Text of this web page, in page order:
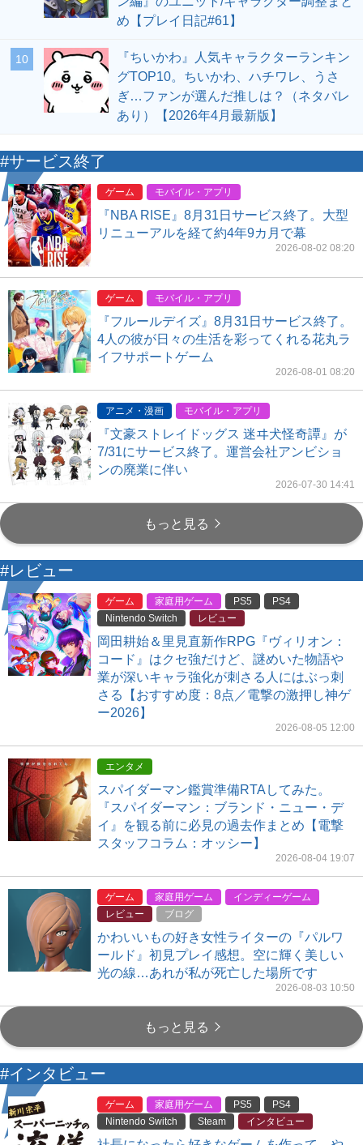
め【プレイ日記#61】
10
『ちいかわ』人気キャラクターランキン
グTOP10。ちいかわ、ハチワレ、うさ
ぎ…ファンが選んだ推しは？（ネタバレ
あり）【2026年4月最新版】
#サービス終了
ゲーム モバイル・アプリ
『NBA RISE』8月31日サービス終了。大型
リニューアルを経て約4年9カ月で幕
2026-08-02 08:20
ゲーム モバイル・アプリ
『フルールデイズ』8月31日サービス終了。
4人の彼が日々の生活を彩ってくれる花丸ラ
イフサポートゲーム
2026-08-01 08:20
アニメ・漫画 モバイル・アプリ
『文豪ストレイドッグス 迷ヰ犬怪奇譚』が
7/31にサービス終了。運営会社アンビショ
ンの廃業に伴い
2026-07-30 14:41
もっと見る
#レビュー
ゲーム 家庭用ゲーム PS5
PS4
Nintendo Switch
レビュー
岡田耕始＆里見直新作RPG『ヴィリオン：
コード』はクセ強だけど、謎めいた物語や
業が深いキャラ強化が刺さる人にはぶっ刺
さる【おすすめ度：8点／電撃の激押し神ゲ
ー2026】
2026-08-05 12:00
エンタメ
スパイダーマン鑑賞準備RTAしてみた。
『スパイダーマン：ブランド・ニュー・デ
イ』を観る前に必見の過去作まとめ【電撃
スタッフコラム：オッシー】
2026-08-04 19:07
ゲーム 家庭用ゲーム
インディーゲーム
レビュー
ブログ
かわいいもの好き女性ライターの『パルワ
ールド』初見プレイ感想。空に輝く美しい
光の線…あれが私が死亡した場所です
2026-08-03 10:50
もっと見る
#インタビュー
ゲーム 家庭用ゲーム PS5
PS4
Nintendo Switch
Steam インタビュー